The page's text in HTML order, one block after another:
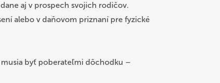
aj v prospech svojich rodičov.
alebo v daňovom priznaní pre fyzické
musia byť poberateľmi dôchodku –